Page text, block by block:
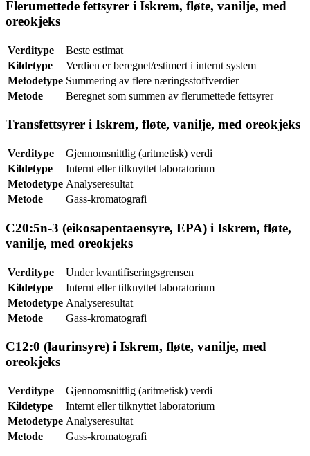
Flerumettede fettsyrer i Iskrem, fløte, vanilje, med
oreokjeks
Verditype
Beste estimat
Kildetype
Verdien er beregnet/estimert i internt system
Metodetype Summering av flere næringsstoffverdier
Metode
Beregnet som summen av flerumettede fettsyrer
Transfettsyrer i Iskrem, fløte, vanilje, med oreokjeks
Verditype
Gjennomsnittlig (aritmetisk) verdi
Kildetype
Internt eller tilknyttet laboratorium
Metodetype Analyseresultat
Metode
Gass-kromatografi
C20:5n-3 (eikosapentaensyre, EPA) i Iskrem, fløte,
vanilje, med oreokjeks
Verditype
Under kvantifiseringsgrensen
Kildetype
Internt eller tilknyttet laboratorium
Metodetype Analyseresultat
Metode
Gass-kromatografi
C12:0 (laurinsyre) i Iskrem, fløte, vanilje, med
oreokjeks
Verditype
Gjennomsnittlig (aritmetisk) verdi
Kildetype
Internt eller tilknyttet laboratorium
Metodetype Analyseresultat
Metode
Gass-kromatografi